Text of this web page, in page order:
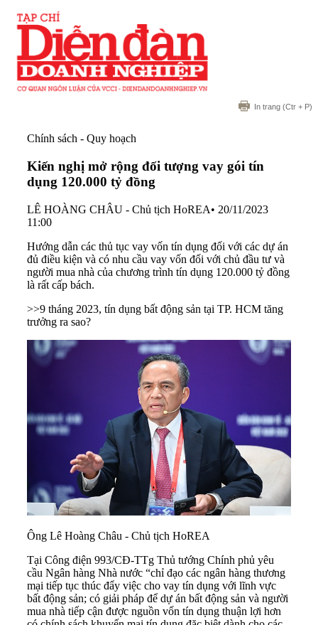
In trang (Ctr + P)
Chính sách - Quy hoạch
Kiến nghị mở rộng đối tượng vay gói tín
dụng 120.000 tỷ đồng
LÊ HOÀNG CHÂU - Chủ tịch HoREA• 20/11/2023
11:00
Hướng dẫn các thủ tục vay vốn tín dụng đối với các dự án
đủ điều kiện và có nhu cầu vay vốn đối với chủ đầu tư và
người mua nhà của chương trình tín dụng 120.000 tỷ đồng
là rất cấp bách.
>>9 tháng 2023, tín dụng bất động sản tại TP. HCM tăng
trưởng ra sao?
Ông Lê Hoàng Châu - Chủ tịch HoREA
Tại Công điện 993/CĐ-TTg Thủ tướng Chính phủ yêu
cầu Ngân hàng Nhà nước “chỉ đạo các ngân hàng thương
mại tiếp tục thúc đẩy việc cho vay tín dụng với lĩnh vực
bất động sản; có giải pháp để dự án bất động sản và người
mua nhà tiếp cận được nguồn vốn tín dụng thuận lợi hơn